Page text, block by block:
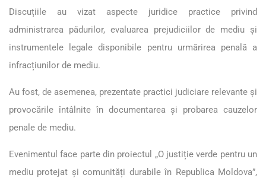
Discuțiile au vizat aspecte juridice practice privind
administrarea pădurilor, evaluarea prejudiciilor de mediu și
instrumentele legale disponibile pentru urmărirea penală a
infracțiunilor de mediu.
Au fost, de asemenea, prezentate practici judiciare relevante și
provocările întâlnite în documentarea și probarea cauzelor
penale de mediu.
Evenimentul face parte din proiectul „O justiție verde pentru un
mediu protejat și comunități durabile în Republica Moldova”,